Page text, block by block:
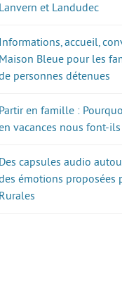
Lanvern et Landudec
Informations, accueil,
Maison Bleue pour les
personnes détenues
Partir en famille :
vacances nous font-
Des capsules audio
émotions proposées
Rurales